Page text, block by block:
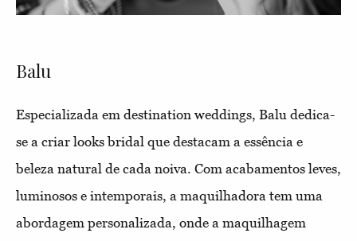
Balu
Especializada em destination weddings, Balu dedica-
se a criar looks bridal que destacam a essência e
beleza natural de cada noiva. Com acabamentos leves,
luminosos e intemporais, a maquilhadora tem uma
abordagem personalizada, onde a maquilhagem